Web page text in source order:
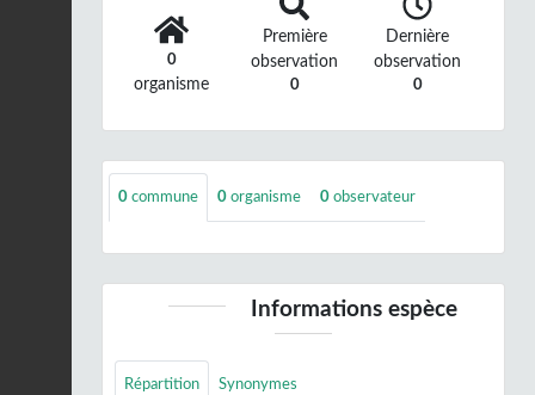
0
organisme
Première
observation
0
Dernière
observation
0
0 commune 0 organisme 0 observateur
Informations espèce
Répartition Synonymes